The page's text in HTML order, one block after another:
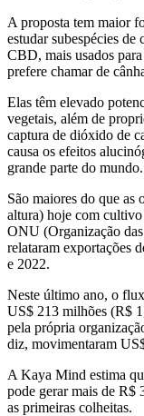
A proposta tem maior
estudar subespécies
CBD, mais usados
prefere chamar de
Elas têm elevado
vegetais, além de
captura de dióxido de
causa os efeitos
grande parte do mundo.
São maiores do que as
altura) hoje com
ONU (Organização
relataram exportações
e 2022.
Neste último ano, o
US$ 213 milhões (R$
pela própria
diz, movimentaram
A Kaya Mind estima
pode gerar mais de R$
as primeiras colheitas.